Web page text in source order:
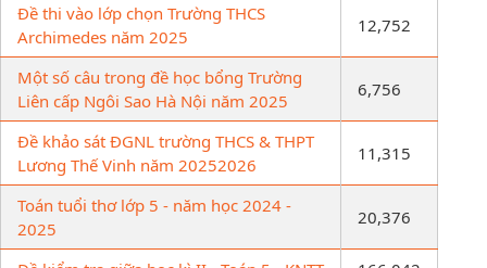
Đề thi vào lớp chọn Trường THCS
Archimedes năm 2025
12,752
Một số câu trong đề học bổng Trường
Liên cấp Ngôi Sao Hà Nội năm 2025
6,756
Đề khảo sát ĐGNL trường THCS & THPT
Lương Thế Vinh năm 20252026
11,315
Toán tuổi thơ lớp 5 - năm học 2024 -
2025
20,376